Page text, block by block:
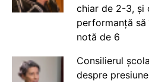
chiar de 2-3, și
performanță
notă de 6
Consilierul
despre